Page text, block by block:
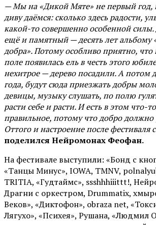
— Мы на «Дикой Мяте» не первый год,
диву даёмся: сколько здесь радости,
какой-то совершенно особенной силы.
ещё и памятный — десять лет альбому
добра». Потому особливо приятно,
поле появилась ель в честь этого
нехитрое — дерево посадили. А потом
года, будут сюда приезжать добры
девицы, музыку слушать, по полю
расти себе и расти. И есть в этом что-
правильное, потому что добро должно
Оттого и настроение после фестиваля
поделился Нейромонах Феофан.
На фестивале выступили: «Бонд с
«Танцы Минус», IOWA, TMNV,
TRITIA, «Гудтаймс», ssshhhiiittt!,
Драгни с оркестром, Drummatix,
Веков», «Диктофон», obraza net,
Лягухо», «Психея», Рушана, «Людмил